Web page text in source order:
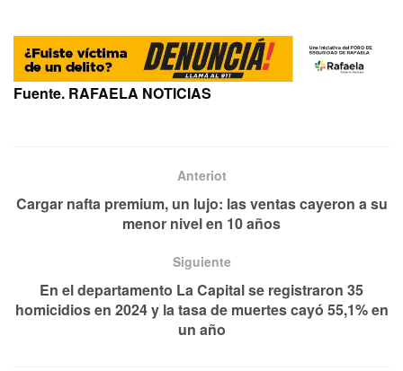
Fuente. RAFAELA NOTICIAS
Anteriot
Cargar nafta premium, un lujo: las ventas cayeron a su
menor nivel en 10 años
Siguiente
En el departamento La Capital se registraron 35
homicidios en 2024 y la tasa de muertes cayó 55,1% en
un año